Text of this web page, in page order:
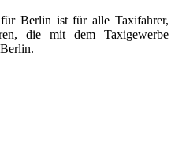
Berlin ist für alle Taxifahrer,
die mit dem Taxigewerbe